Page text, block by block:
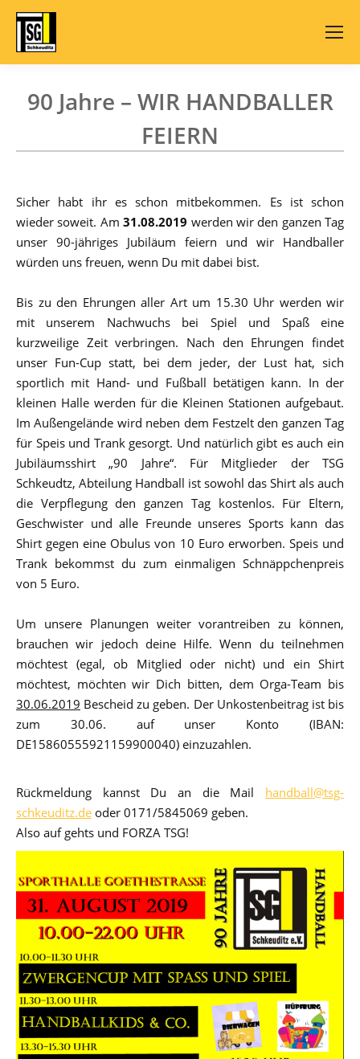
Search:
90 Jahre – WIR HANDBALLER
FEIERN
Sicher habt ihr es schon mitbekommen. Es ist schon
wieder soweit. Am31.08.2019 werden wir den ganzen Tag
unser 90-jähriges Jubiläum feiern und wir Handballer
würden uns freuen, wenn Du mit dabei bist.
Bis zu den Ehrungen aller Art um 15.30 Uhr werden wir
mit unserem Nachwuchs bei Spiel und Spaß eine
kurzweilige Zeit verbringen. Nach den Ehrungen findet
unser Fun-Cup statt, bei dem jeder, der Lust hat, sich
sportlich mit Hand- und Fußball betätigen kann. In der
kleinen Halle werden für die Kleinen Stationen aufgebaut.
Im Außengelände wird neben dem Festzelt den ganzen Tag
für Speis und Trank gesorgt. Und natürlich gibt es auch ein
Jubiläumsshirt „90 Jahre“. Für Mitglieder der TSG
Schkeudtz, Abteilung Handball ist sowohl das Shirt als auch
die Verpflegung den ganzen Tag kostenlos. Für Eltern,
Geschwister und alle Freunde unseres Sports kann das
Shirt gegen eine Obulus von 10 Euro erworben. Speis und
Trank bekommst du zum einmaligen Schnäppchenpreis
von 5 Euro.
Um unsere Planungen weiter vorantreiben zu können,
brauchen wir jedoch deine Hilfe. Wenn du teilnehmen
möchtest (egal, ob Mitglied oder nicht) und ein Shirt
möchtest, möchten wir Dich bitten, dem Orga-Team bis
30.06.2019 Bescheid zu geben. Der Unkostenbeitrag ist bis
zum 30.06. auf unser Konto (IBAN:
DE15860555921159900040) einzuzahlen.
Rückmeldung kannst Du an die Mail handball@tsg-
schkeuditz.de oder 0171/5845069 geben.
Also auf gehts und FORZA TSG!